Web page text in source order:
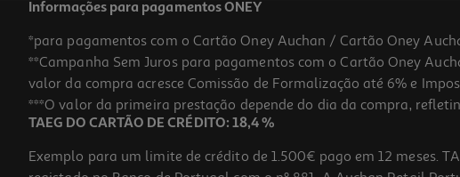
Informações para pagamentos ONEY
*para pagamentos com o Cartão Oney Auchan / Cartão Oney
**Campanha Sem Juros para pagamentos com o Cartão Oney
valor da compra acresce Comissão de Formalização até 6% e
***O valor da primeira prestação depende do dia da compra,
TAEG DO CARTÃO DE CRÉDITO: 18,4 %
Exemplo para um limite de crédito de 1.500€ pago em 12 meses.